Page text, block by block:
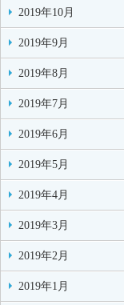
2019年10月
2019年9月
2019年8月
2019年7月
2019年6月
2019年5月
2019年4月
2019年3月
2019年2月
2019年1月